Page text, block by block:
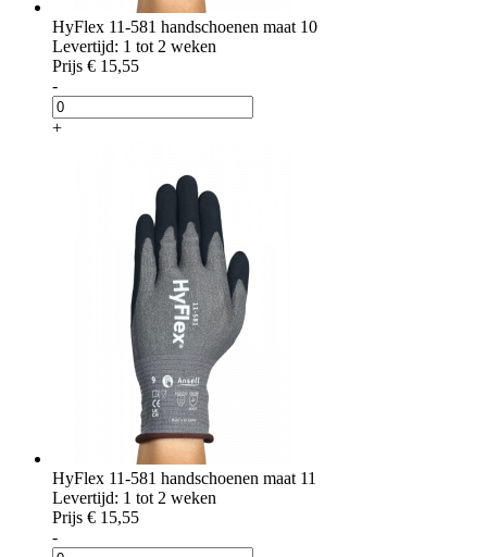
HyFlex 11-581 handschoenen maat 10
Levertijd: 1 tot 2 weken
Prijs € 15,55
-
+
HyFlex 11-581 handschoenen maat 11
Levertijd: 1 tot 2 weken
Prijs € 15,55
-